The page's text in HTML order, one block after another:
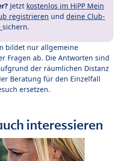
Jetzt kostenlos im HiPP Mein
registrieren und deine Club-
sichern.
bildet nur allgemeine
Fragen ab. Die Antworten sind
der räumlichen Distanz
Beratung für den Einzelfall
ersetzen.
interessieren